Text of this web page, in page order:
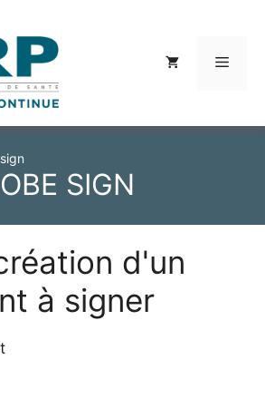
Menu
SIGN
d'un
à signer